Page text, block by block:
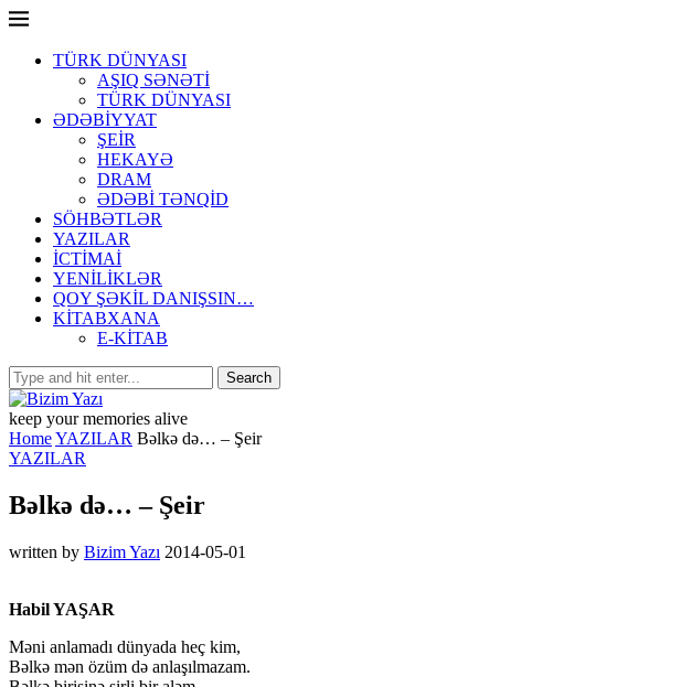
TÜRK DÜNYASI
AŞIQ SƏNƏTİ
TÜRK DÜNYASI
ƏDƏBİYYAT
ŞEİR
HEKAYƏ
DRAM
ƏDƏBİ TƏNQİD
SÖHBƏTLƏR
YAZILAR
İCTİMAİ
YENİLİKLƏR
QOY ŞƏKİL DANIŞSIN…
KİTABXANA
E-KİTAB
keep your memories alive
HomeYAZILAR Bəlkə də… – Şeir
YAZILAR
Bəlkə də… – Şeir
written by Bizim Yazı 2014-05-01
Habil YAŞAR
Məni anlamadı dünyada heç kim,
Bəlkə mən özüm də anlaşılmazam.